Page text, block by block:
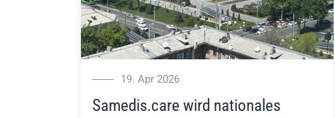
19. Apr 2026
Samedis.care wird nationales